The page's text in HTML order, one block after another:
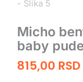
Micho
baby
815,00 RSD